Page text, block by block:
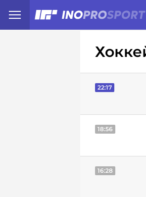
Иностранцы о
22:17
18:56
16:28